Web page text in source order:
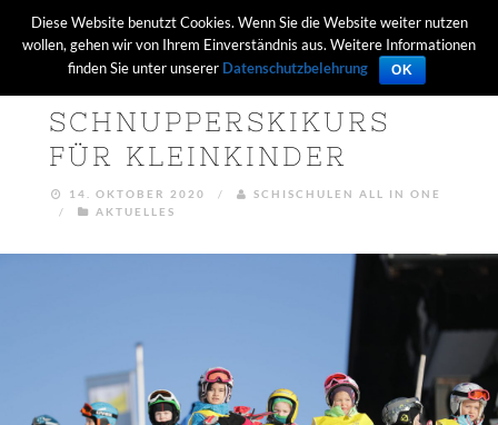
SCHNUPPERSKIKURS
FÜR KLEINKINDER
14. OKTOBER 2020 /
SCHISCHULEN ALL IN ONE
/
AKTUELLES
Diese Website benutzt Cookies. Wenn Sie die Website weiter nutzen
wollen, gehen wir von Ihrem Einverständnis aus. Weitere Informationen
finden Sie unter unserer Datenschutzbelehrung OK